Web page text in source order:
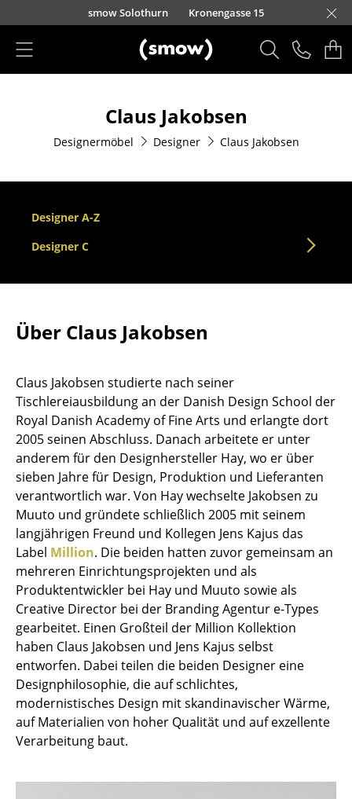
Direkt zum Inhaltsmow Solothurn Kronengasse 15
Esszimmerstühle
Sofas
Sessel
Loungesessel
Barhocker
Hocker
Bänke & Liegen
Sitzsäcke
Gartenstühle
Kinderstühle
Schaukelstühle
Bürodrehstühle
Konferenzstühle
Bürosessel
Einzelteile
... alle Sitzmöbel
Tische
Claus Jakobsen
Designermöbel Designer Claus Jakobsen
Designer A-Z
Designer C
Über Claus Jakobsen
Claus Jakobsen studierte nach seiner
Tischlereiausbildung an der Danish Design School der
Royal Danish Academy of Fine Arts und erlangte dort
2005 seinen Abschluss. Danach arbeitete er unter
anderem für den Designhersteller Hay, wo er über
sieben Jahre für Design, Produktion und Lieferanten
verantwortlich war. Von Hay wechselte Jakobsen zu
Muuto und gründete schließlich 2005 mit seinem
langjährigen Freund und Kollegen Jens Kajus das
Label Million. Die beiden hatten zuvor gemeinsam an
mehreren Einrichtungsprojekten und als
Produktentwickler bei Hay und Muuto sowie als
Creative Director bei der Branding Agentur e-Types
gearbeitet. Einen Großteil der Million Kollektion
haben Claus Jakobsen und Jens Kajus selbst
entworfen. Dabei teilen die beiden Designer eine
Designphilosophie, die auf schlichtes,
modernistisches Design mit skandinavischer Wärme,
auf Materialien von hoher Qualität und auf exzellente
Verarbeitung baut.